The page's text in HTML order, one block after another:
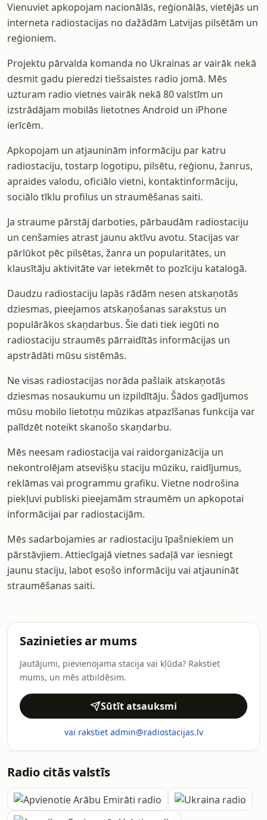
Vienuviet apkopojam nacionālās, reģionālās, vietējās un
interneta radiostacijas no dažādām Latvijas pilsētām un
reģioniem.
Projektu pārvalda komanda no Ukrainas ar vairāk nekā
desmit gadu pieredzi tiešsaistes radio jomā. Mēs
uzturam radio vietnes vairāk nekā 80 valstīm un
izstrādājam mobilās lietotnes Android un iPhone
ierīcēm.
Apkopojam un atjauninām informāciju par katru
radiostaciju, tostarp logotipu, pilsētu, reģionu, žanrus,
apraides valodu, oficiālo vietni, kontaktinformāciju,
sociālo tīklu profilus un straumēšanas saiti.
Ja straume pārstāj darboties, pārbaudām radiostaciju
un cenšamies atrast jaunu aktīvu avotu. Stacijas var
pārlūkot pēc pilsētas, žanra un popularitātes, un
klausītāju aktivitāte var ietekmēt to pozīciju katalogā.
Daudzu radiostaciju lapās rādām nesen atskaņotās
dziesmas, pieejamos atskaņošanas sarakstus un
populārākos skaņdarbus. Šie dati tiek iegūti no
radiostaciju straumēs pārraidītās informācijas un
apstrādāti mūsu sistēmās.
Ne visas radiostacijas norāda pašlaik atskaņotās
dziesmas nosaukumu un izpildītāju. Šādos gadījumos
mūsu mobilo lietotņu mūzikas atpazīšanas funkcija var
palīdzēt noteikt skanošo skaņdarbu.
Mēs neesam radiostacija vai raidorganizācija un
nekontrolējam atsevišķu staciju mūziku, raidījumus,
reklāmas vai programmu grafiku. Vietne nodrošina
piekļuvi publiski pieejamām straumēm un apkopotai
informācijai par radiostacijām.
Mēs sadarbojamies ar radiostaciju īpašniekiem un
pārstāvjiem. Attiecīgajā vietnes sadaļā var iesniegt
jaunu staciju, labot esošo informāciju vai atjaunināt
straumēšanas saiti.
Sazinieties ar mums
Jautājumi, pievienojama stacija vai kļūda? Rakstiet
mums, un mēs atbildēsim.
Sūtīt atsauksmi
vai rakstiet admin@radiostacijas.lv
Radio citās valstīs